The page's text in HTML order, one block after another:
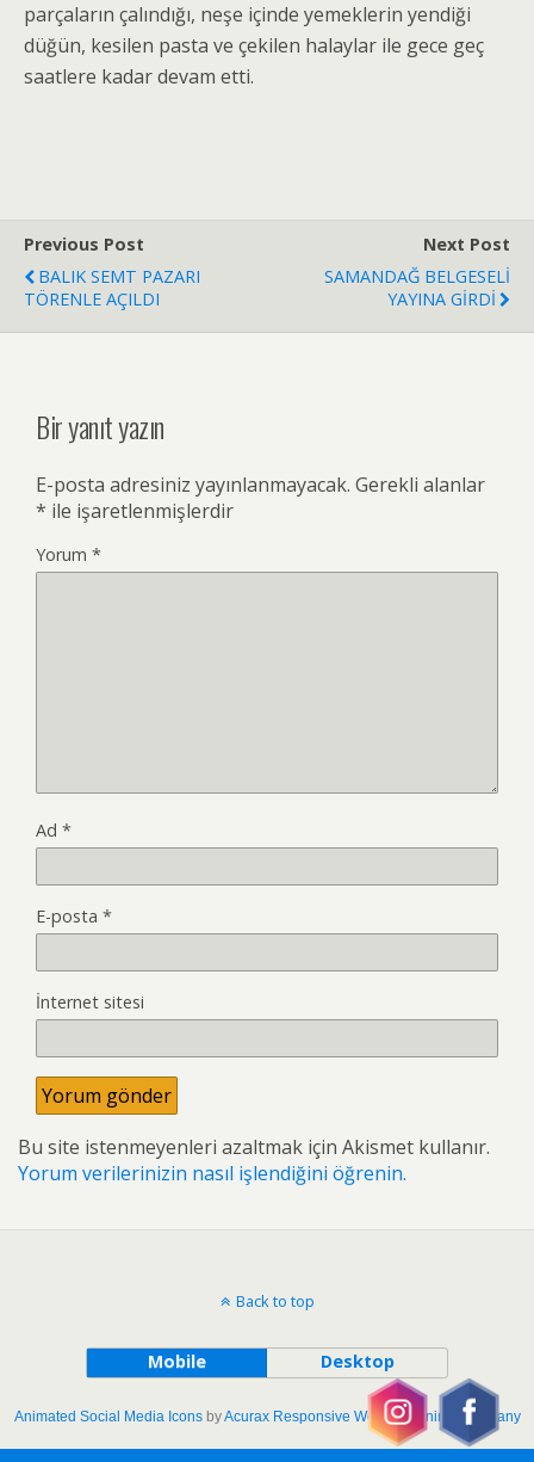
parçaların çalındığı, neşe içinde yemeklerin yendiği
düğün, kesilen pasta ve çekilen halaylar ile gece geç
saatlere kadar devam etti.
Previous Post
BALIK SEMT PAZARI
TÖRENLE AÇILDI
Next Post
SAMANDAĞ BELGESELİ
YAYINA GİRDİ
Bir yanıt yazın
E-posta adresiniz yayınlanmayacak. Gerekli alanlar
* ile işaretlenmişlerdir
Yorum *
Ad *
E-posta *
İnternet sitesi
Bu site istenmeyenleri azaltmak için Akismet kullanır.
Yorum verilerinizin nasıl işlendiğini öğrenin.
Back to top
Mobile Desktop
Animated Social Media IconsbyAcurax Responsive Web Designing Company